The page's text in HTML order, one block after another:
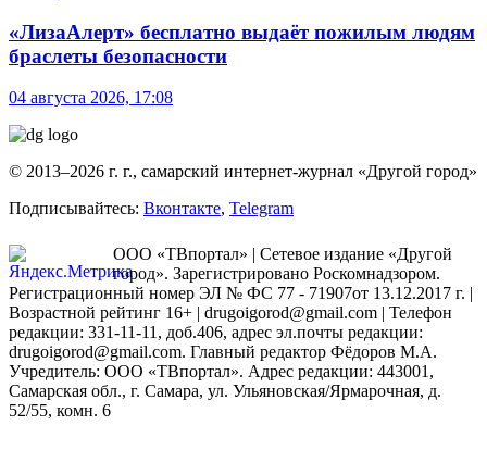
«ЛизаАлерт» бесплатно выдаёт пожилым людям
браслеты безопасности
04 августа 2026, 17:08
© 2013–2026 г. г., самарский интернет-журнал «Другой город»
Подписывайтесь: Вконтакте, Telegram
ООО «ТВпортал» | Сетевое издание «Другой
город». Зарегистрировано Роскомнадзором.
Регистрационный номер ЭЛ № ФС 77 - 71907от 13.12.2017 г. |
Возрастной рейтинг 16+ | drugoigorod@gmail.com | Телефон
редакции: 331-11-11, доб.406, адрес эл.почты редакции:
drugoigorod@gmail.com. Главный редактор Фёдоров М.А.
Учредитель: ООО «ТВпортал». Адрес редакции: 443001,
Самарская обл., г. Самара, ул. Ульяновская/Ярмарочная, д.
52/55, комн. 6